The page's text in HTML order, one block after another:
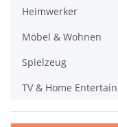
Heimwerker
Möbel & Wohnen
Spielzeug
TV & Home